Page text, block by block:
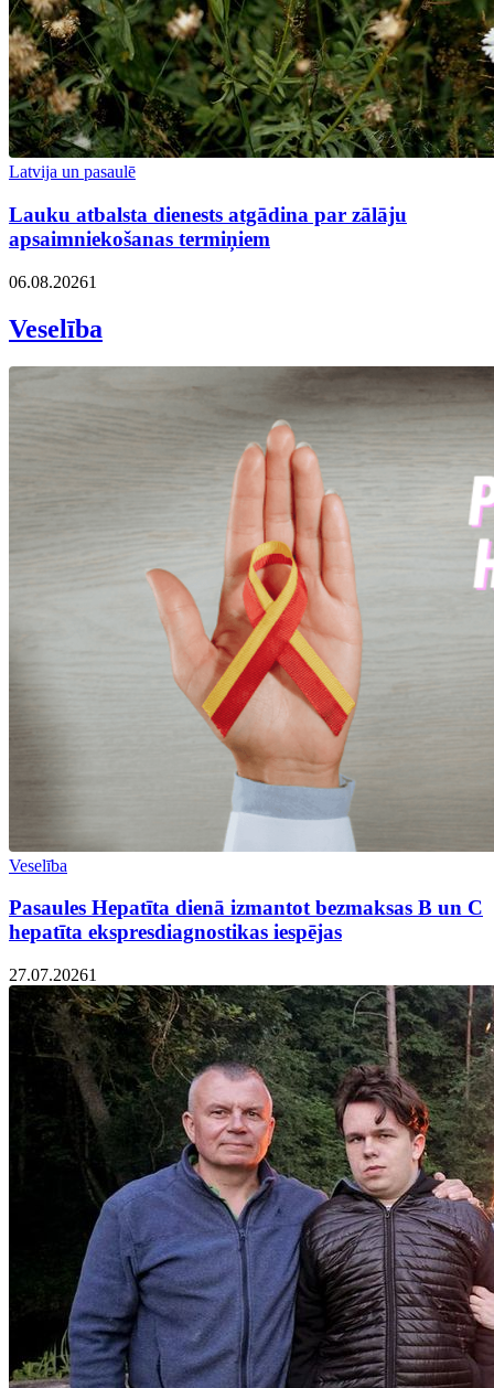
Latvija un pasaulē
Lauku atbalsta dienests atgādina par zālāju
apsaimniekošanas termiņiem
06.08.20261
Veselība
Veselība
Pasaules Hepatīta dienā izmantot bezmaksas B un C
hepatīta ekspresdiagnostikas iespējas
27.07.20261